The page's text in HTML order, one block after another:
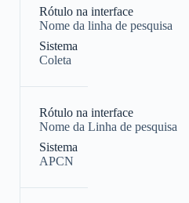
Rótulo na interface
Nome da linha de pesquisa
Sistema
Coleta
Rótulo na interface
Nome da Linha de pesquisa
Sistema
APCN